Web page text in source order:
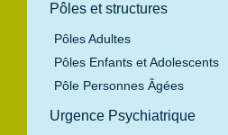
Pôles et structures
Pôles Adultes
Pôles Enfants et Adolescents
Pôle Personnes Âgées
Urgence Psychiatrique